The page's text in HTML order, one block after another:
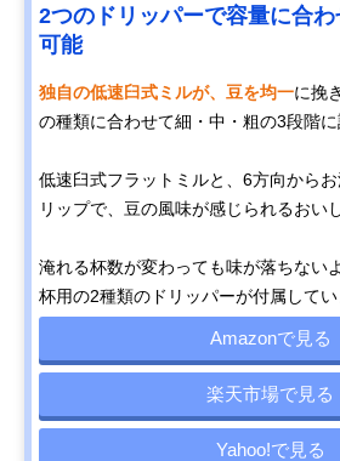
2つのドリッパーで容量に合
可能
独自の低速臼式ミルが、豆を均一に挽
の種類に合わせて細・中・粗の3段階に
低速臼式フラットミルと、6方向から
リップで、豆の風味が感じられるおい
淹れる杯数が変わっても味が落ちない
杯用の2種類のドリッパーが付属してい
Amazonで見る
楽天市場で見る
Yahoo!で見る